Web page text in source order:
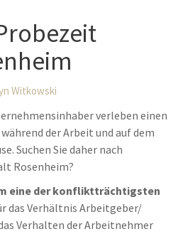
Witkowski
verleben einen
der Arbeit und auf dem
Suchen Sie daher nach
Rosenheim?
eine der konfliktträchtigsten
das Verhältnis Arbeitgeber/
Verhalten der Arbeitnehmer